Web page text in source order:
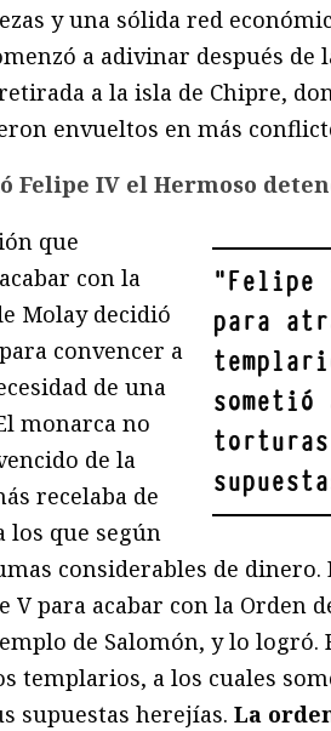
y una sólida red
a adivinar después de
a la isla de Chipre,
envueltos en más
Felipe IV el Hermoso
"Felipe
para
que
con la
Molay decidió
convencer a
de una
monarca no
de la
recelaba de
los que según
considerables de
V para acabar con la Orden
de Salomón, y lo logró.
templarios, a los cuales
supuestas herejías. La